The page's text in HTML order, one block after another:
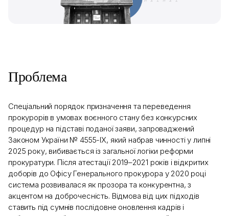
Проблема
Спеціальний порядок призначення та переведення
прокурорів в умовах воєнного стану без конкурсних
процедур на підставі поданої заяви, запроваджений
Законом України № 4555-IX, який набрав чинності у липні
2025 року, вибивається із загальної логіки реформи
прокуратури. Після атестації 2019–2021 років і відкритих
доборів до Офісу Генерального прокурора у 2020 році
система розвивалася як прозора та конкурентна, з
акцентом на доброчесність. Відмова від цих підходів
ставить під сумнів послідовне оновлення кадрів і